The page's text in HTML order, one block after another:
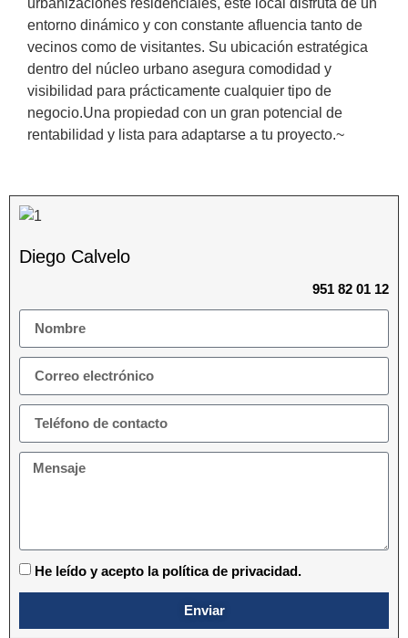
entorno dinámico y con constante afluencia tanto de
vecinos como de visitantes. Su ubicación ‌estratégica
‌dentro ‌del ‌núcleo urbano ‌asegura ‌comodidad ‌y
‌visibilidad ‌para prácticamente ‌cualquier tipo de
negocio.Una ‌propiedad ‌con un ‌gran ‌potencial ‌de
rentabilidad y ‌lista ‌para ‌adaptarse ‌a ‌tu ‌proyecto.~
Diego Calvelo
951 82 01 12
He leído y acepto la política de privacidad.
Enviar